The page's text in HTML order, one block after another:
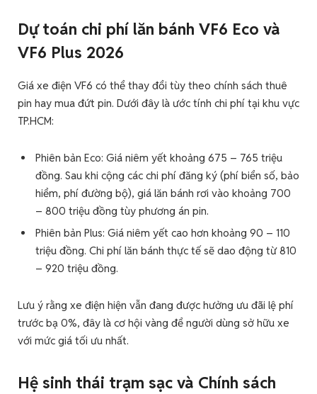
Dự toán chi phí lăn bánh VF6 Eco và
VF6 Plus 2026
Giá xe điện VF6 có thể thay đổi tùy theo chính sách thuê
pin hay mua đứt pin. Dưới đây là ước tính chi phí tại khu vực
TP.HCM:
Phiên bản Eco: Giá niêm yết khoảng 675 – 765 triệu
đồng. Sau khi cộng các chi phí đăng ký (phí biển số, bảo
hiểm, phí đường bộ), giá lăn bánh rơi vào khoảng 700
– 800 triệu đồng tùy phương án pin.
Phiên bản Plus: Giá niêm yết cao hơn khoảng 90 – 110
triệu đồng. Chi phí lăn bánh thực tế sẽ dao động từ 810
– 920 triệu đồng.
Lưu ý rằng xe điện hiện vẫn đang được hưởng ưu đãi lệ phí
trước bạ 0%, đây là cơ hội vàng để người dùng sở hữu xe
với mức giá tối ưu nhất.
Hệ sinh thái trạm sạc và Chính sách